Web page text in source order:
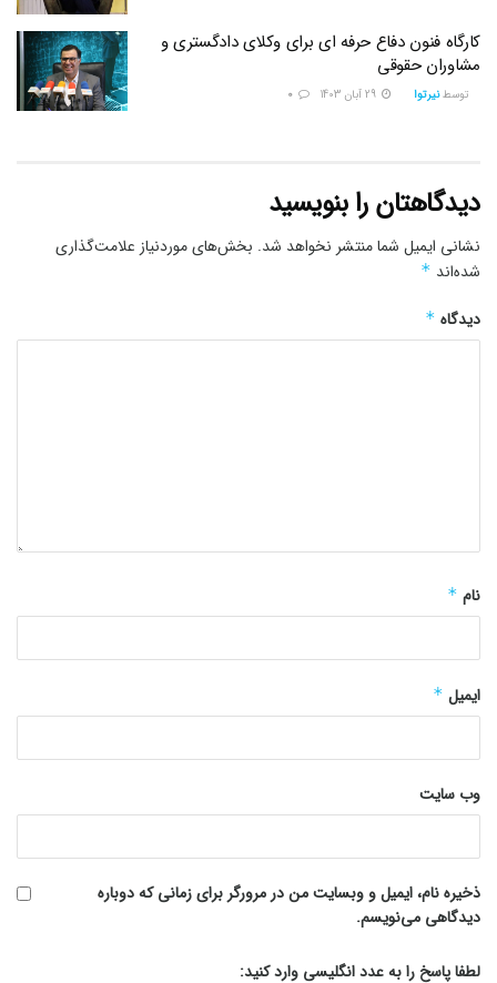
کارگاه فنون دفاع حرفه ای برای وکلای دادگستری و
مشاوران حقوقی
توسط نیرتوا
دیدگاهتان را بنویسید
نشانی ایمیل شما منتشر نخواهد شد. بخش‌های موردنیاز علامت‌گذاری
شده‌اند *
دیدگاه *
نام *
ایمیل *
وب‌ سایت
ذخیره نام، ایمیل و وبسایت من در مرورگر برای زمانی که دوباره
دیدگاهی می‌نویسم.
لطفا پاسخ را به عدد انگلیسی وارد کنید: